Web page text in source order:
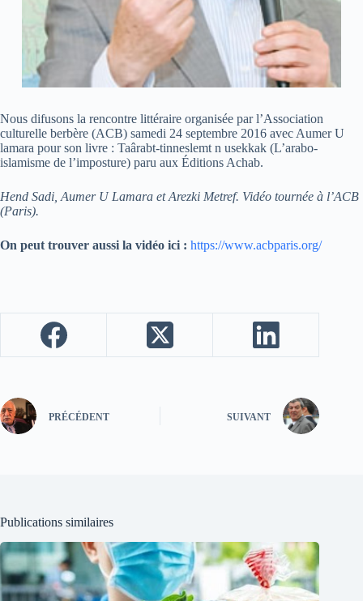
Nous difusons la rencontre littéraire organisée par l’Association
culturelle berbère (ACB) samedi 24 septembre 2016 avec Aumer U
lamara pour son livre : Taârabt-tinneslemt n usekkak (L’arabo-
islamisme de l’imposture) paru aux Éditions Achab.
Hend Sadi, Aumer U Lamara et Arezki Metref. Vidéo tournée à l’ACB
(Paris).
On peut trouver aussi la vidéo ici : https://www.acbparis.org/
PRÉCÉDENT SUIVANT
Publications similaires